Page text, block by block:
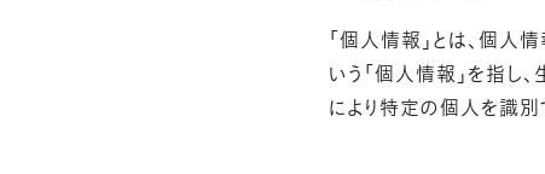
「個人情報」とは、個人
いう「個人情報」を指し
により特定の個人を識別